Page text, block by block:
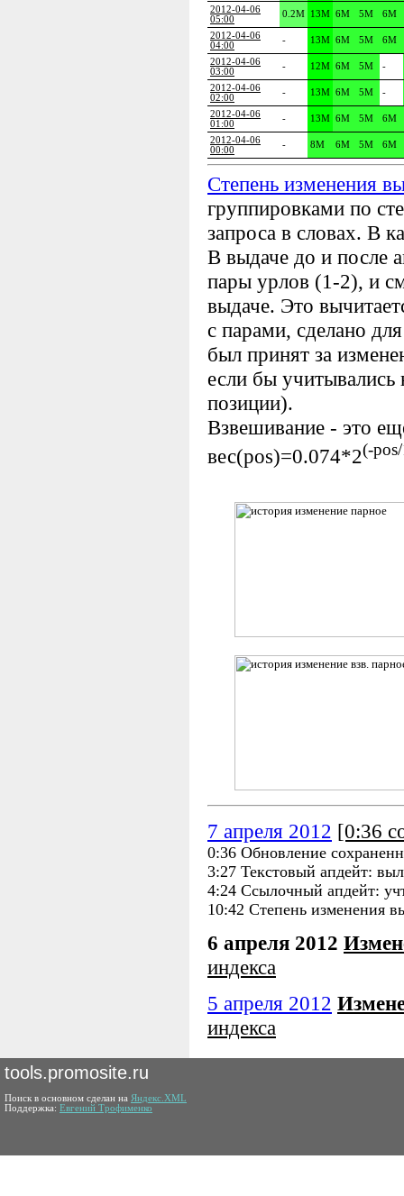
2012-04-06
05:00
0.2M 13M 6M 5M 6M
2012-04-06
04:00
- 13M 6M 5M 6M
2012-04-06
03:00
- 12M 6M 5M -
2012-04-06
02:00
- 13M 6M 5M -
2012-04-06
01:00
- 13M 6M 5M 6M
2012-04-06
00:00
- 8M 6M 5M 6M
Степень изменения
группировками по
запроса в словах. В
В выдаче до и после
пары урлов (1-2), и
выдаче. Это
с парами, сделано
был принят за
если бы
позиции).
Взвешивание - это
вес(pos)=0.074*2(-
7 апреля 2012 [0:36
0:36 Обновление
3:27 Текстовый апдейт:
4:24 Ссылочный апдейт:
10:42 Степень изменения
6 апреля 2012
индекса
5 апреля 2012
индекса
tools.promosite.ru
Поиск в основном сделан на Яндекс.XML
Поддержка: Евгений Трофименко